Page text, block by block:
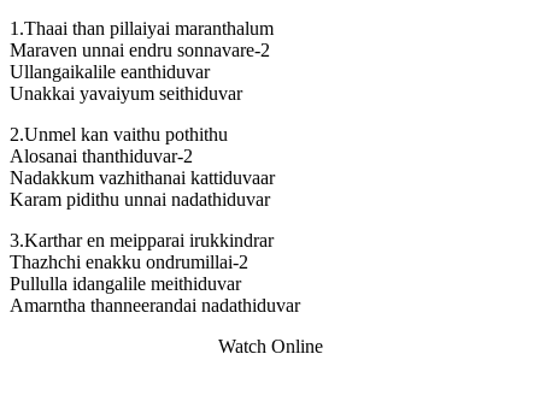
1.Thaai than pillaiyai maranthalum
Maraven unnai endru sonnavare-2
Ullangaikalile eanthiduvar
Unakkai yavaiyum seithiduvar
2.Unmel kan vaithu pothithu
Alosanai thanthiduvar-2
Nadakkum vazhithanai kattiduvaar
Karam pidithu unnai nadathiduvar
3.Karthar en meipparai irukkindrar
Thazhchi enakku ondrumillai-2
Pullulla idangalile meithiduvar
Amarntha thanneerandai nadathiduvar
Watch Online